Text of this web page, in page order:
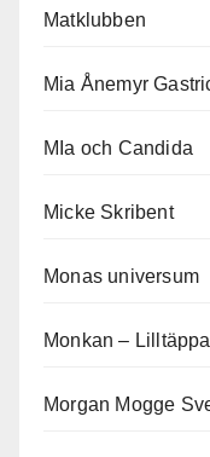
Matklubben
Mia Ånemyr
MIa och Candida
Micke Skribent
Monas universum
Monkan –
Morgan Mogge